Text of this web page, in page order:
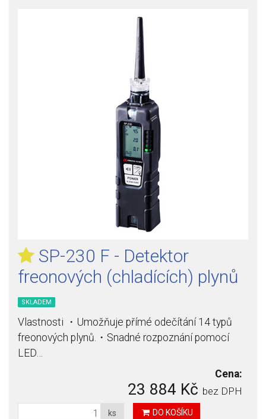
SP-230 F - Detektor
freonových (chladících) plynů
SKLADEM
Vlastnosti ・Umožňuje přímé odečítání 14 typů
freonových plynů.・Snadné rozpoznání pomocí
LED…
Cena:
23 884 Kč bez DPH
ks DO KOŠÍKU